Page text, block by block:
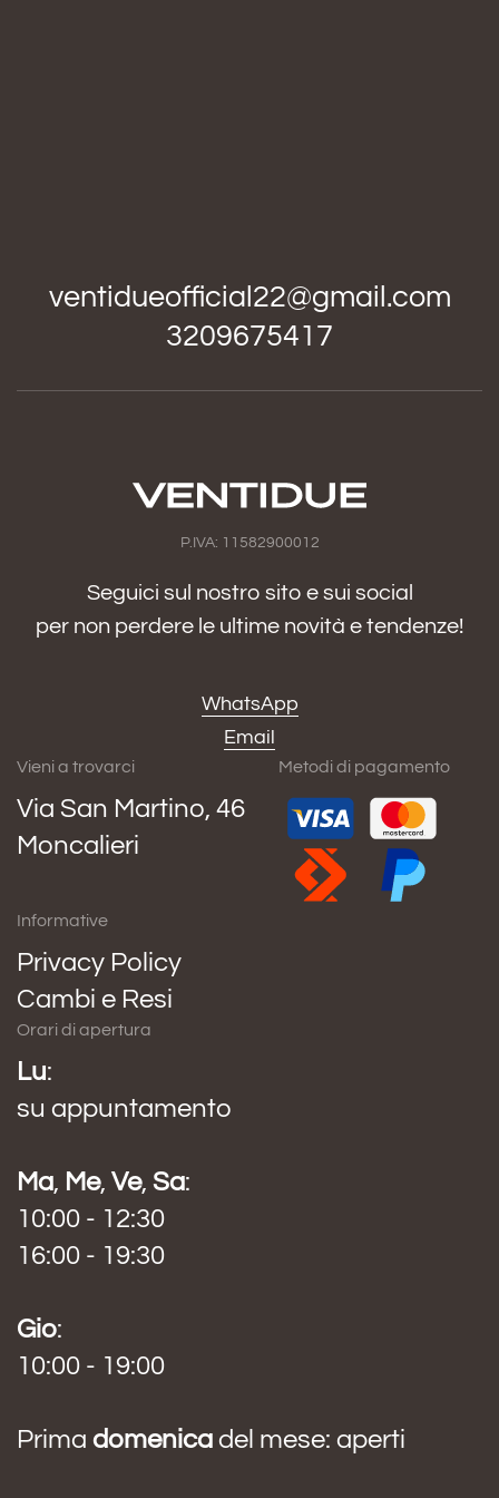
ventidueofficial22@gmail.com
3209675417
P.IVA: 11582900012
Seguici sul nostro sito e sui social
per non perdere le ultime novità e tendenze!
WhatsApp
Email
Vieni a trovarci
Via San Martino, 46
Moncalieri
Metodi di pagamento
Informative
Privacy Policy
Cambi e Resi
Orari di apertura
Lu:
su appuntamento
Ma, Me, Ve, Sa:
10:00 - 12:30
16:00 - 19:30
Gio:
10:00 - 19:00
Prima domenica del mese: aperti